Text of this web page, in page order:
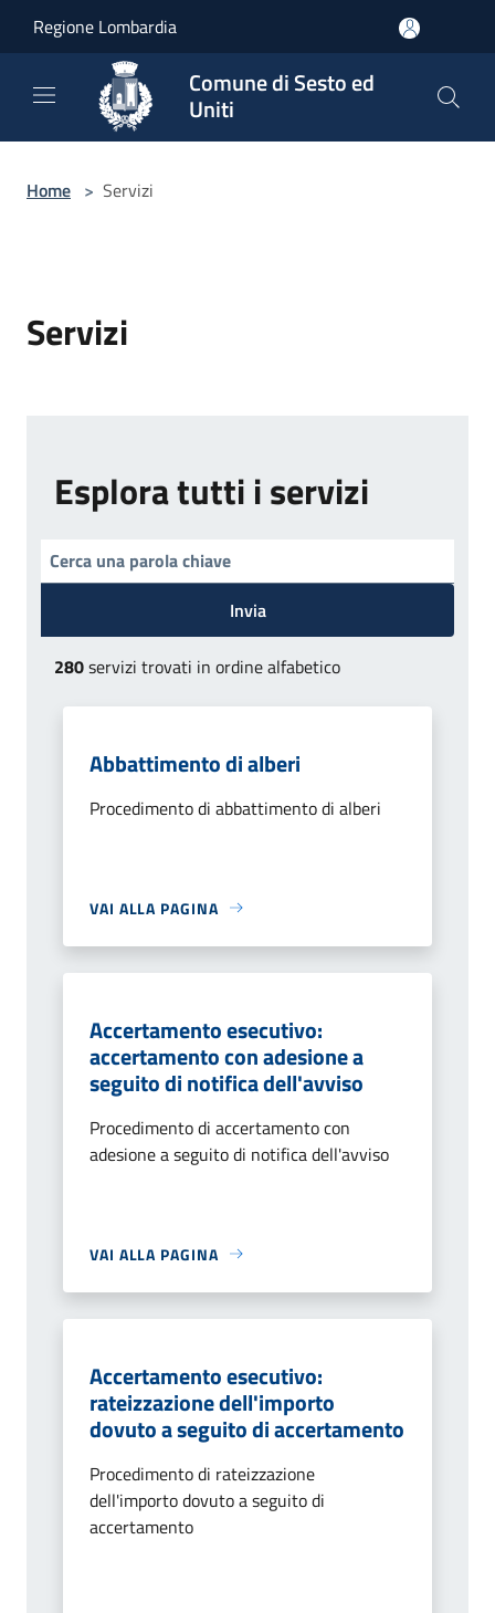
Regione Lombardia
Comune di Sesto ed
Uniti
Home > Servizi
Servizi
Esplora tutti i servizi
Invia
280servizi trovati in ordine alfabetico
Abbattimento di alberi
Procedimento di abbattimento di alberi
VAI ALLA PAGINA
Accertamento esecutivo:
accertamento con adesione a
seguito di notifica dell'avviso
Procedimento di accertamento con
adesione a seguito di notifica dell'avviso
VAI ALLA PAGINA
Accertamento esecutivo:
rateizzazione dell'importo
dovuto a seguito di accertamento
Procedimento di rateizzazione
dell'importo dovuto a seguito di
accertamento